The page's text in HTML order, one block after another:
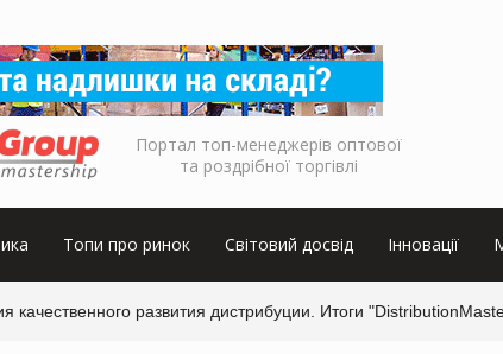
Портал топ-менеджерів оптової
та роздрібної торгівлі
Топи про ринок Світовий досвід Інновації
качественного развития дистрибуции. Итоги